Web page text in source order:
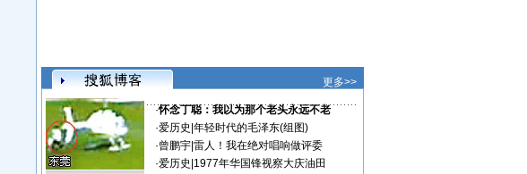
更多>>
·怀念丁聪：我以为那个老头永远不老
·爱历史 年轻时代的毛泽东(组图)
·曾鹏宇| 雷人！我在绝对唱响做评委
·爱历史 1977年华国锋视察大庆油田